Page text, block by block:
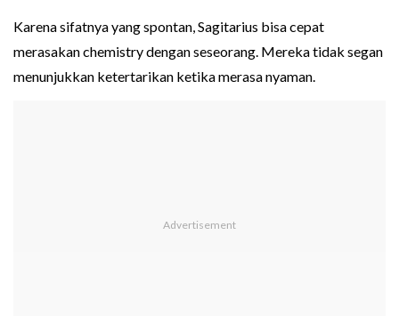
Karena sifatnya yang spontan, Sagitarius bisa cepat
merasakan chemistry dengan seseorang. Mereka tidak segan
menunjukkan ketertarikan ketika merasa nyaman.